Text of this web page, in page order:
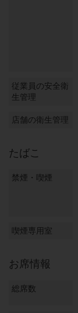
従業員の安全衛
生管理
店舗の衛生管理
たばこ
禁煙・喫煙
喫煙専用室
お席情報
総席数